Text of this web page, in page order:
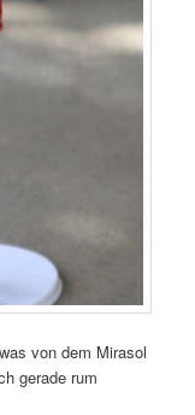
von dem Mirasol
gerade rum